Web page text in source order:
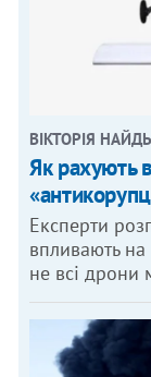
ВІКТОРІЯ
Як рахують
Експерти
впливають на
не всі дрони